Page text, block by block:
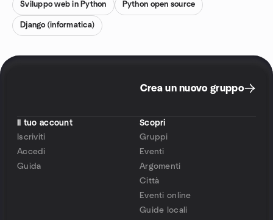
Sviluppo web in Python Python open source
Django (informatica)
Crea un nuovo gruppo
Il tuo account
Iscriviti
Accedi
Guida
Scopri
Gruppi
Eventi
Argomenti
Città
Eventi online
Guide locali